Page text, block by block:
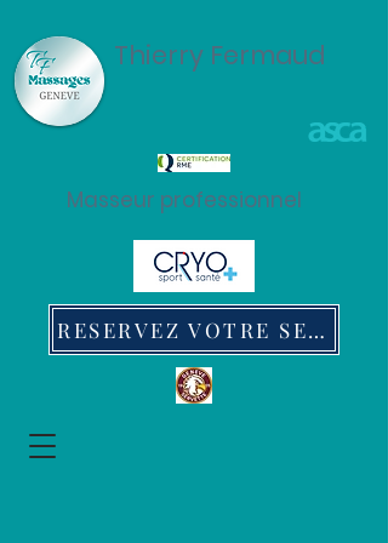
Thierry Fermaud
Masseur professionnel
RESERVEZ VOTRE SEANCE